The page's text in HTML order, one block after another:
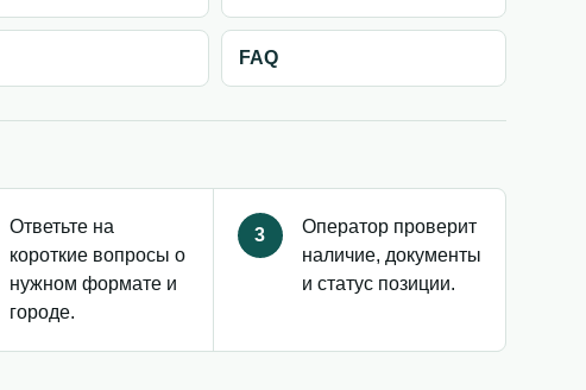
FAQ
Ответьте на
короткие вопросы о
нужном формате и
городе.
3
Оператор проверит
наличие, документы
и статус позиции.